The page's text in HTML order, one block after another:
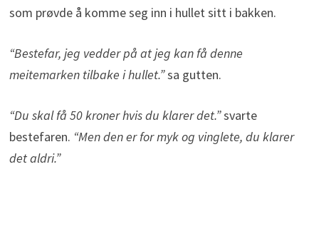
som prøvde å komme seg inn i hullet sitt i bakken.
“Bestefar, jeg vedder på at jeg kan få denne
meitemarken tilbake i hullet.”sa gutten.
“Du skal få 50 kroner hvis du klarer det.”svarte
bestefaren. “Men den er for myk og vinglete, du klarer
det aldri.”